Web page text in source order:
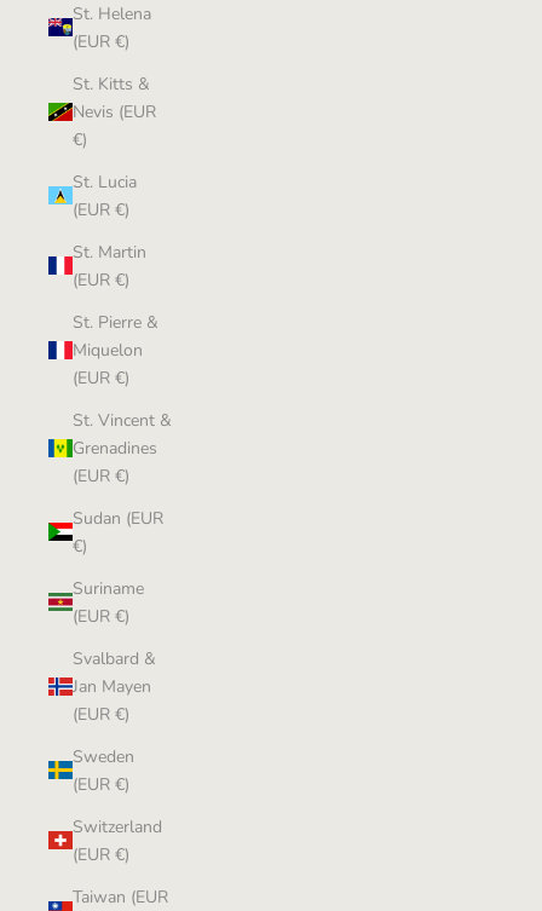
St. Helena
(EUR €)
St. Kitts &
Nevis (EUR
€)
St. Lucia
(EUR €)
St. Martin
(EUR €)
St. Pierre &
Miquelon
(EUR €)
St. Vincent &
Grenadines
(EUR €)
Sudan (EUR
€)
Suriname
(EUR €)
Svalbard &
Jan Mayen
(EUR €)
Sweden
(EUR €)
Switzerland
(EUR €)
Taiwan (EUR